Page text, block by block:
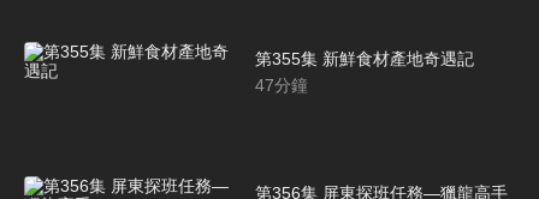
第355集 新鮮食材產地奇遇記
47分鐘
第356集 屏東探班任務—獵龍高手